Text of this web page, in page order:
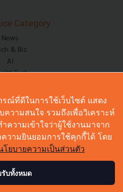
Category
News
& Biz
AI
Innov
Thoughts
On
Videos
รณ์ที่ดีในการใช้เว็บไซต์ แสดง
วามสนใจ รวมถึงเพื่อวิเคราะห์
ความเข้าใจว่าผู้ใช้งานมาจาก
วามยินยอมการใช้คุกกี้ได้ โดย
โยบายความเป็นส่วนตัว
รับทั้งหมด